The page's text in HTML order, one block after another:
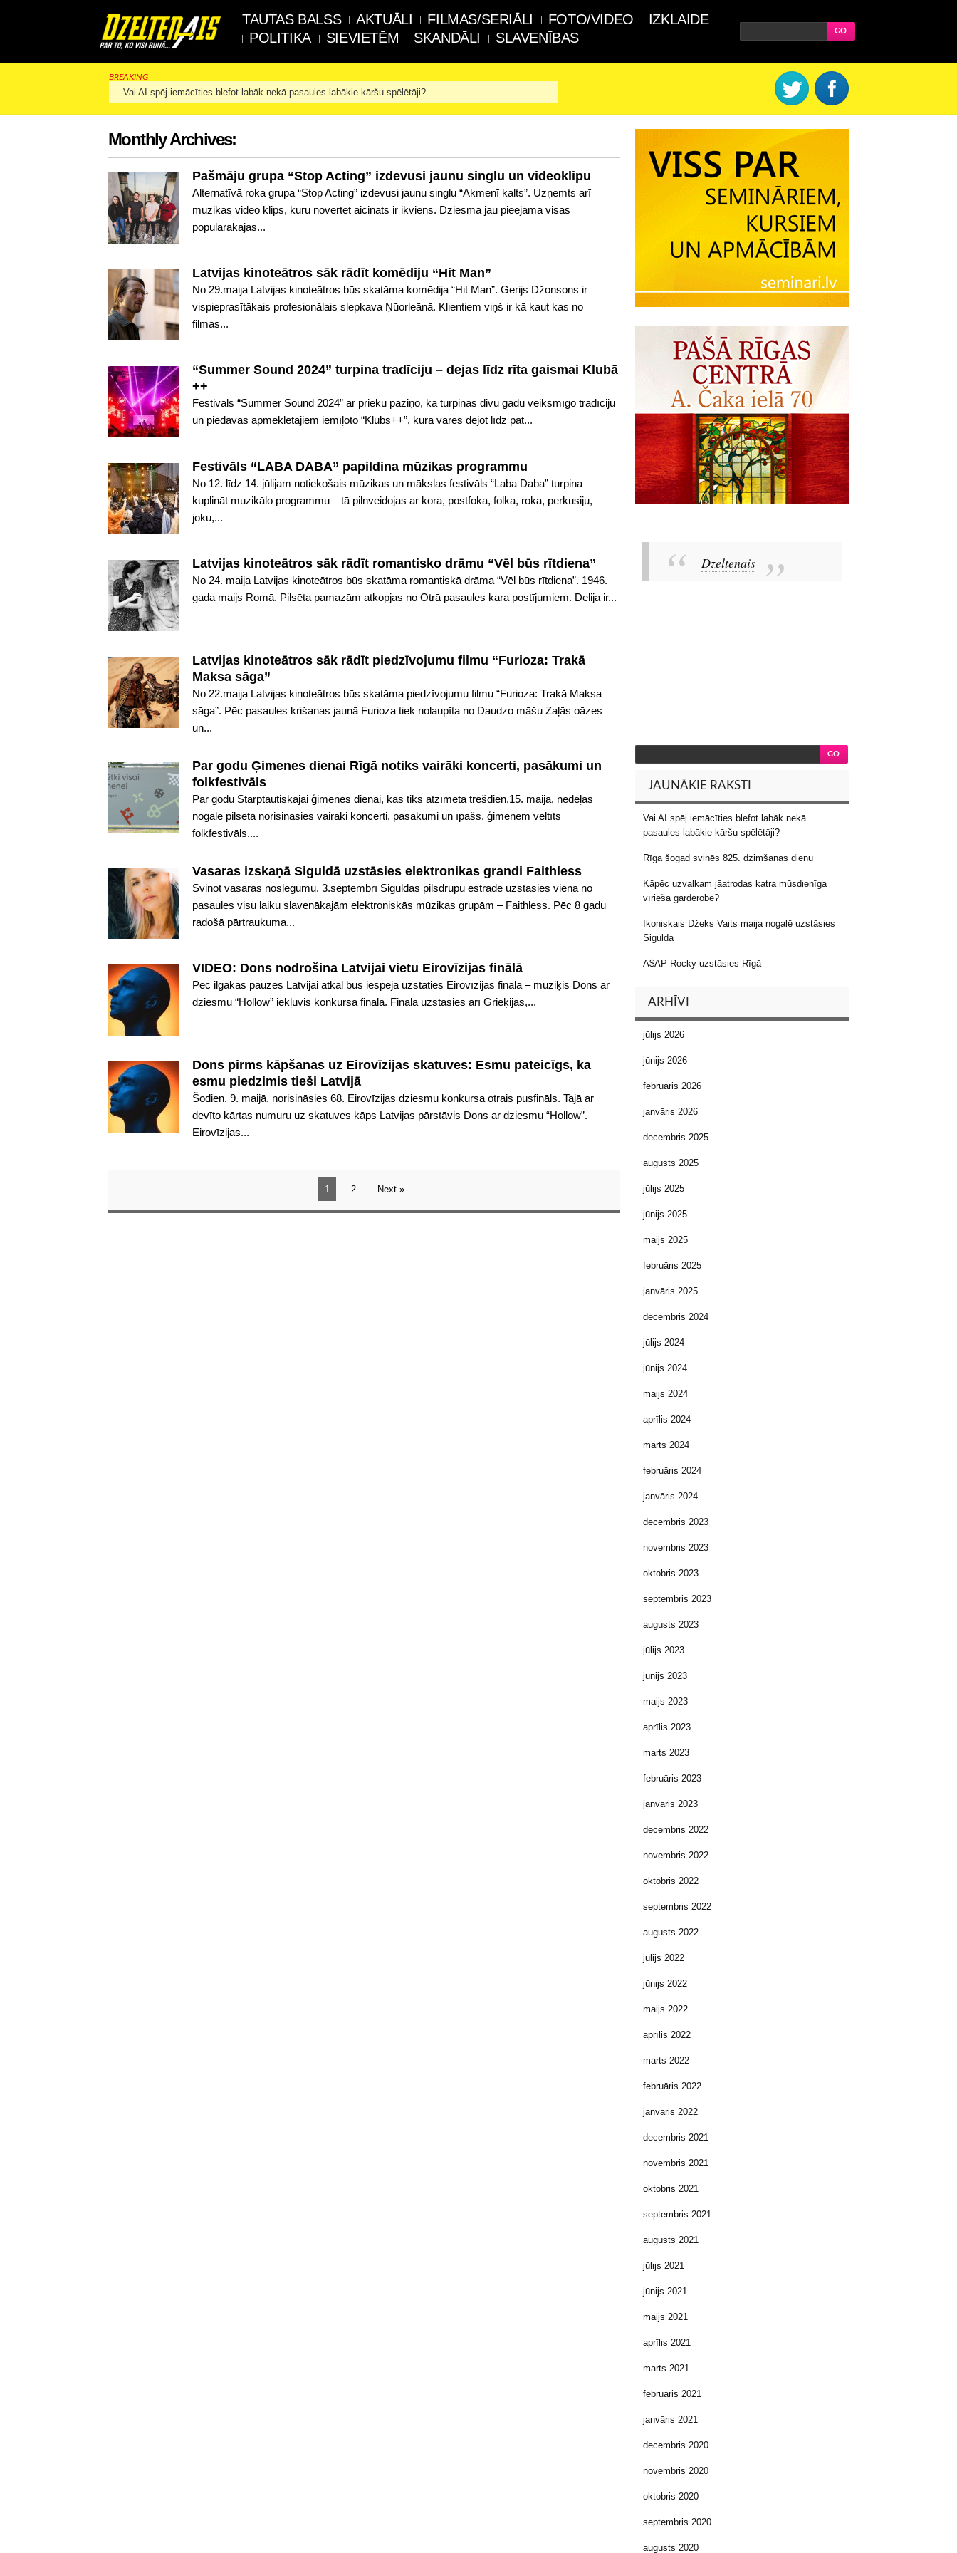
TAUTAS BALSS AKTUĀLI FILMAS/SERIĀLI FOTO/VIDEO
IZKLAIDE
POLITIKA
SIEVIETĒM SKANDĀLI SLAVENĪBAS
BREAKING
Vai AI spēj iemācīties blefot labāk nekā pasaules labākie kāršu spēlētāji?
Monthly Archives:
Pašmāju grupa “Stop Acting” izdevusi jaunu singlu un videoklipu
Alternatīvā roka grupa “Stop Acting” izdevusi jaunu singlu “Akmenī kalts”. Uzņemts arī
mūzikas video klips, kuru novērtēt aicināts ir ikviens. Dziesma jau pieejama visās
populārākajās...
Latvijas kinoteātros sāk rādīt komēdiju “Hit Man”
No 29.maija Latvijas kinoteātros būs skatāma komēdija “Hit Man”. Gerijs Džonsons ir
vispieprasītākais profesionālais slepkava Ņūorleānā. Klientiem viņš ir kā kaut kas no
filmas...
“Summer Sound 2024” turpina tradīciju – dejas līdz rīta gaismai Klubā
++
Festivāls “Summer Sound 2024” ar prieku paziņo, ka turpinās divu gadu veiksmīgo tradīciju
un piedāvās apmeklētājiem iemīļoto “Klubs++”, kurā varēs dejot līdz pat...
Festivāls “LABA DABA” papildina mūzikas programmu
No 12. līdz 14. jūlijam notiekošais mūzikas un mākslas festivāls “Laba Daba” turpina
kuplināt muzikālo programmu – tā pilnveidojas ar kora, postfoka, folka, roka, perkusiju,
joku,...
Latvijas kinoteātros sāk rādīt romantisko drāmu “Vēl būs rītdiena”
No 24. maija Latvijas kinoteātros būs skatāma romantiskā drāma “Vēl būs rītdiena”. 1946.
gada maijs Romā. Pilsēta pamazām atkopjas no Otrā pasaules kara postījumiem. Delija ir...
Latvijas kinoteātros sāk rādīt piedzīvojumu filmu “Furioza: Trakā
Maksa sāga”
No 22.maija Latvijas kinoteātros būs skatāma piedzīvojumu filmu “Furioza: Trakā Maksa
sāga”. Pēc pasaules krišanas jaunā Furioza tiek nolaupīta no Daudzo māšu Zaļās oāzes
un...
Par godu Ģimenes dienai Rīgā notiks vairāki koncerti, pasākumi un
folkfestivāls
Par godu Starptautiskajai ģimenes dienai, kas tiks atzīmēta trešdien,15. maijā, nedēļas
nogalē pilsētā norisināsies vairāki koncerti, pasākumi un īpašs, ģimenēm veltīts
folkfestivāls....
Vasaras izskaņā Siguldā uzstāsies elektronikas grandi Faithless
Svinot vasaras noslēgumu, 3.septembrī Siguldas pilsdrupu estrādē uzstāsies viena no
pasaules visu laiku slavenākajām elektroniskās mūzikas grupām – Faithless. Pēc 8 gadu
radošā pārtraukuma...
VIDEO: Dons nodrošina Latvijai vietu Eirovīzijas finālā
Pēc ilgākas pauzes Latvijai atkal būs iespēja uzstāties Eirovīzijas finālā – mūziķis Dons ar
dziesmu “Hollow” iekļuvis konkursa finālā. Finālā uzstāsies arī Grieķijas,...
Dons pirms kāpšanas uz Eirovīzijas skatuves: Esmu pateicīgs, ka
esmu piedzimis tieši Latvijā
Šodien, 9. maijā, norisināsies 68. Eirovīzijas dziesmu konkursa otrais pusfināls. Tajā ar
devīto kārtas numuru uz skatuves kāps Latvijas pārstāvis Dons ar dziesmu “Hollow”.
Eirovīzijas...
1 2 Next »
Dzeltenais
JAUNĀKIE RAKSTI
Vai AI spēj iemācīties blefot labāk nekā
pasaules labākie kāršu spēlētāji?
Rīga šogad svinēs 825. dzimšanas dienu
Kāpēc uzvalkam jāatrodas katra mūsdienīga
vīrieša garderobē?
Ikoniskais Džeks Vaits maija nogalē uzstāsies
Siguldā
A$AP Rocky uzstāsies Rīgā
ARHĪVI
jūlijs 2026
jūnijs 2026
februāris 2026
janvāris 2026
decembris 2025
augusts 2025
jūlijs 2025
jūnijs 2025
maijs 2025
februāris 2025
janvāris 2025
decembris 2024
jūlijs 2024
jūnijs 2024
maijs 2024
aprīlis 2024
marts 2024
februāris 2024
janvāris 2024
decembris 2023
novembris 2023
oktobris 2023
septembris 2023
augusts 2023
jūlijs 2023
jūnijs 2023
maijs 2023
aprīlis 2023
marts 2023
februāris 2023
janvāris 2023
decembris 2022
novembris 2022
oktobris 2022
septembris 2022
augusts 2022
jūlijs 2022
jūnijs 2022
maijs 2022
aprīlis 2022
marts 2022
februāris 2022
janvāris 2022
decembris 2021
novembris 2021
oktobris 2021
septembris 2021
augusts 2021
jūlijs 2021
jūnijs 2021
maijs 2021
aprīlis 2021
marts 2021
februāris 2021
janvāris 2021
decembris 2020
novembris 2020
oktobris 2020
septembris 2020
augusts 2020